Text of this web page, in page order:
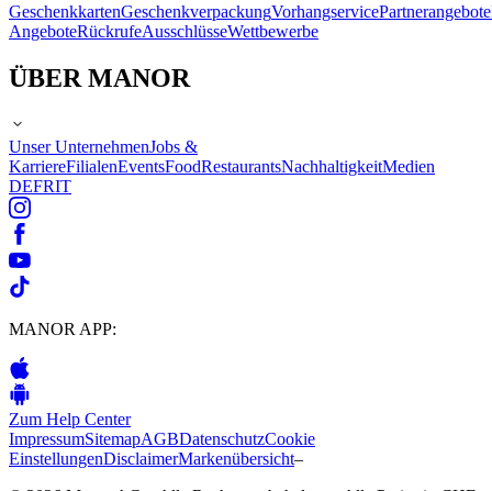
GeschenkkartenGeschenkverpackungVorhangservicePartnerangebote
AngeboteRückrufeAusschlüsseWettbewerbe
ÜBER MANOR
Unser UnternehmenJobs &
KarriereFilialenEventsFoodRestaurantsNachhaltigkeitMedien
DEFRIT
MANOR APP:
Zum Help Center
ImpressumSitemapAGBDatenschutzCookie
EinstellungenDisclaimerMarkenübersicht–